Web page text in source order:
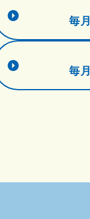
毎月
毎月